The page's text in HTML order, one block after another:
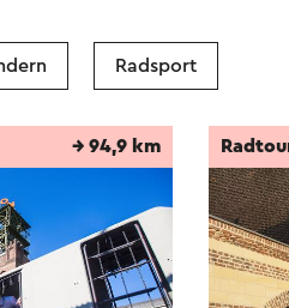
Radsport
→ 94,9 km